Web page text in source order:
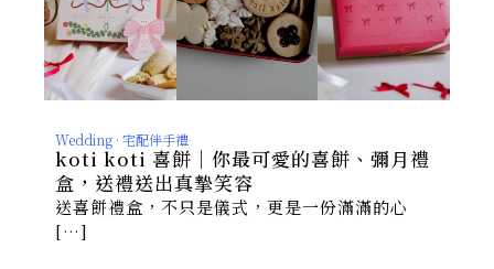
Wedding · 宅配伴手禮
koti koti 喜餅｜你最可愛的喜餅、彌月禮
盒，送禮送出真摯笑容
送喜餅禮盒，不只是儀式，更是一份滿滿的心
[…]